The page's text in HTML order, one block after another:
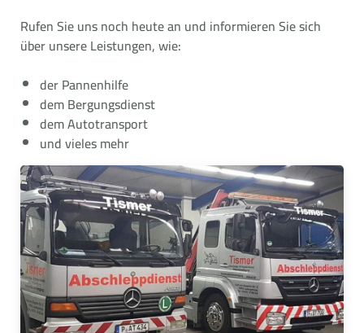
Rufen Sie uns noch heute an und informieren Sie sich
über unsere Leistungen, wie:
der Pannenhilfe
dem Bergungsdienst
dem Autotransport
und vieles mehr